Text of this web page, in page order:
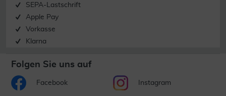
SEPA-Lastschrift
Apple Pay
Vorkasse
Klarna
Folgen Sie uns auf
Facebook Instagram